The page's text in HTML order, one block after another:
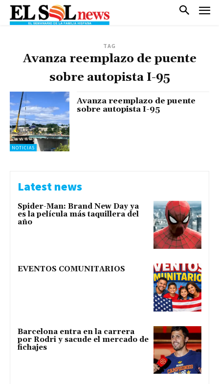
TAG
Avanza reemplazo de puente
sobre autopista I-95
NOTICIAS
Avanza reemplazo de puente
sobre autopista I-95
Latest news
Spider-Man: Brand New Day ya
es la película más taquillera del
año
EVENTOS COMUNITARIOS
Barcelona entra en la carrera
por Rodri y sacude el mercado de
fichajes